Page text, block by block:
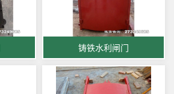
铸铁水利闸门